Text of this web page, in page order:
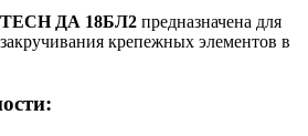
ДА 18БЛ2 предназначена для
крепежных элементов в